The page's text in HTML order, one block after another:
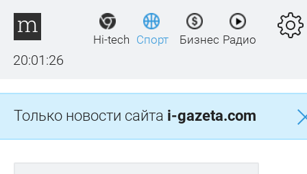
20:01:26
Hi-tech Спорт Бизнес Радио
Только новости сайта i-gazeta.com